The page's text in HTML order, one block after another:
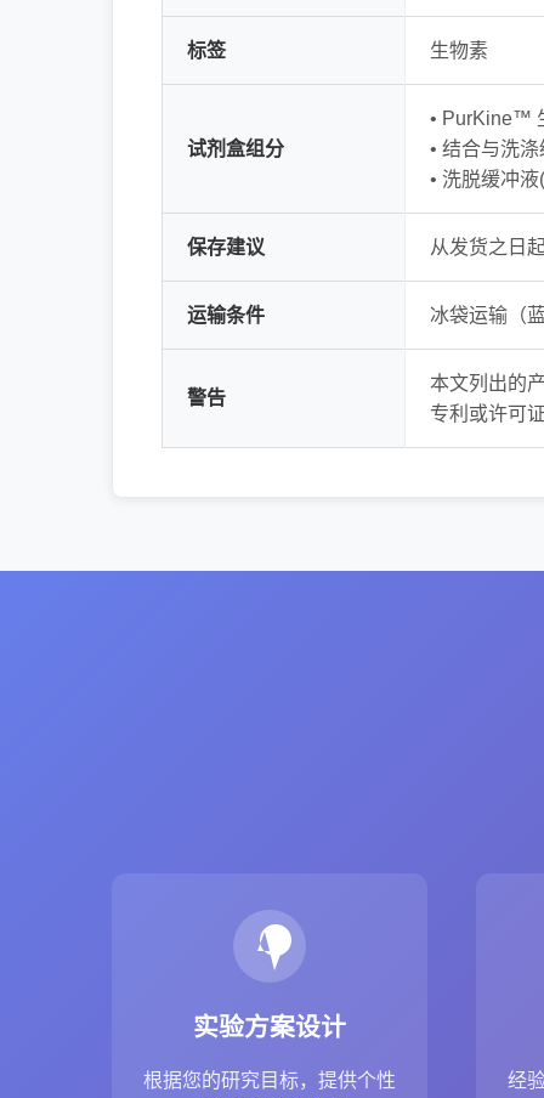
标签 生物素
试剂盒组分
• PurKine™
• 结合与洗
• 洗脱缓冲液
保存建议 从发货之日
运输条件 冰袋运输（蓝
警告
本文列出的
专利或许可
实验方案设计
根据您的研究目标，提供个性
经